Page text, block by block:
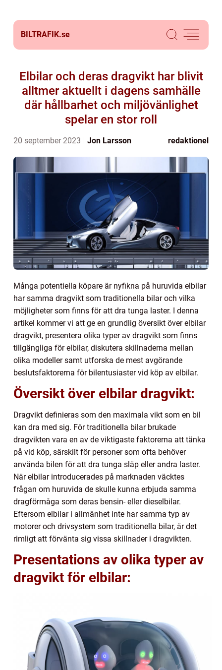
BILTRAFIK.se
Elbilar och deras dragvikt har blivit
alltmer aktuellt i dagens samhälle
där hållbarhet och miljövänlighet
spelar en stor roll
20 september 2023 Jon Larsson redaktionel
Många potentiella köpare är nyfikna på huruvida elbilar
har samma dragvikt som traditionella bilar och vilka
möjligheter som finns för att dra tunga laster. I denna
artikel kommer vi att ge en grundlig översikt över elbilar
dragvikt, presentera olika typer av dragvikt som finns
tillgängliga för elbilar, diskutera skillnaderna mellan
olika modeller samt utforska de mest avgörande
beslutsfaktorerna för bilentusiaster vid köp av elbilar.
Översikt över elbilar dragvikt:
Dragvikt definieras som den maximala vikt som en bil
kan dra med sig. För traditionella bilar brukade
dragvikten vara en av de viktigaste faktorerna att tänka
på vid köp, särskilt för personer som ofta behöver
använda bilen för att dra tunga släp eller andra laster.
När elbilar introducerades på marknaden väcktes
frågan om huruvida de skulle kunna erbjuda samma
dragförmåga som deras bensin- eller dieselbilar.
Eftersom elbilar i allmänhet inte har samma typ av
motorer och drivsystem som traditionella bilar, är det
rimligt att förvänta sig vissa skillnader i dragvikten.
Presentations av olika typer av
dragvikt för elbilar: